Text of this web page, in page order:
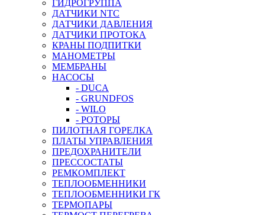
ГИДРОГРУППА
ДАТЧИКИ NTC
ДАТЧИКИ ДАВЛЕНИЯ
ДАТЧИКИ ПРОТОКА
КРАНЫ ПОДПИТКИ
МАНОМЕТРЫ
МЕМБРАНЫ
НАСОСЫ
- DUCA
- GRUNDFOS
- WILO
- РОТОРЫ
ПИЛОТНАЯ ГОРЕЛКА
ПЛАТЫ УПРАВЛЕНИЯ
ПРЕДОХРАНИТЕЛИ
ПРЕССОСТАТЫ
РЕМКОМПЛЕКТ
ТЕПЛООБМЕННИКИ
ТЕПЛООБМЕННИКИ ГК
ТЕРМОПАРЫ